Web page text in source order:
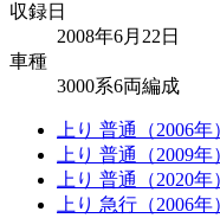
収録日
2008年6月22日
車種
3000系6両編成
上り 普通（2006年
上り 普通（2009年
上り 普通（2020年
上り 急行（2006年